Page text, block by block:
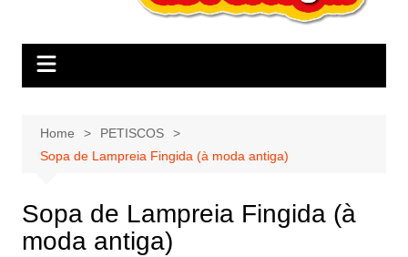
Home
PETISCOS
Sopa de Lampreia Fingida (à moda antiga)
Sopa de Lampreia Fingida (à
moda antiga)